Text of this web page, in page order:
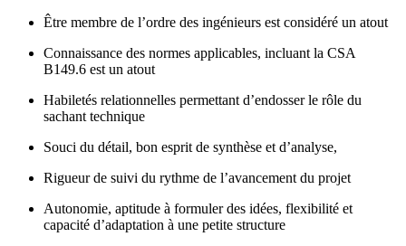
Être membre de l’ordre des ingénieurs est considéré un atout
Connaissance des normes applicables, incluant la CSA
B149.6 est un atout
Habiletés relationnelles permettant d’endosser le rôle du
sachant technique
Souci du détail, bon esprit de synthèse et d’analyse,
Rigueur de suivi du rythme de l’avancement du projet
Autonomie, aptitude à formuler des idées, flexibilité et
capacité d’adaptation à une petite structure